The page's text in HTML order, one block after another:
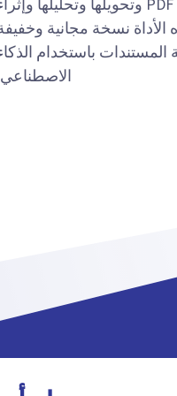
الأداة نسخة مجانية
المستندات باستخدام